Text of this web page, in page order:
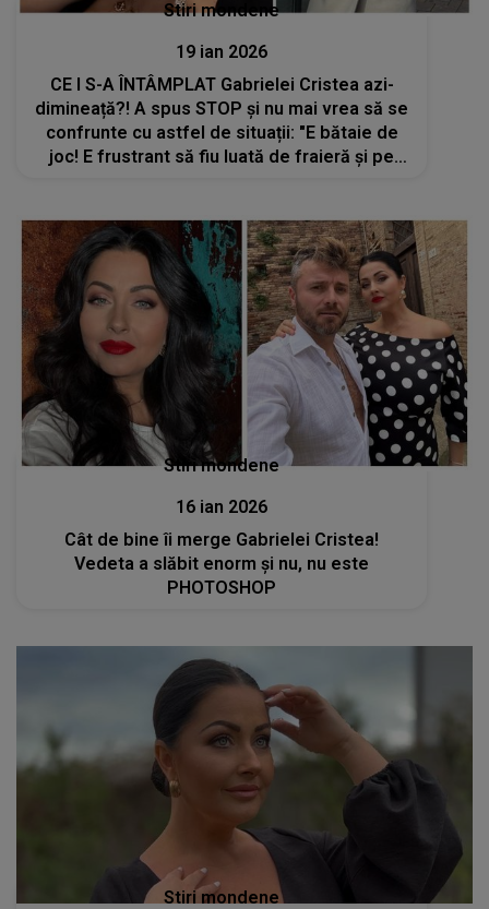
Stiri mondene
19 ian 2026
CE I S-A ÎNTÂMPLAT Gabrielei Cristea azi-
dimineață?! A spus STOP și nu mai vrea să se
confrunte cu astfel de situații: "E bătaie de
joc! E frustrant să fiu luată de fraieră și pe
Stiri mondene
16 ian 2026
Cât de bine îi merge Gabrielei Cristea!
Vedeta a slăbit enorm și nu, nu este
PHOTOSHOP
Stiri mondene